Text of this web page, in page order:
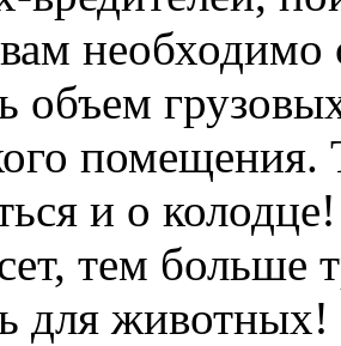
необходимо
объем
и о
тем больше
для животных!